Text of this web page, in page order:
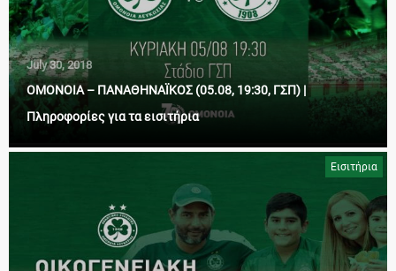
July 30, 2018
ΟΜΟΝΟΙΑ – ΠΑΝΑΘΗΝΑΪΚΟΣ (05.08, 19:30, ΓΣΠ) |
Πληροφορίες για τα εισιτήρια
Εισιτήρια